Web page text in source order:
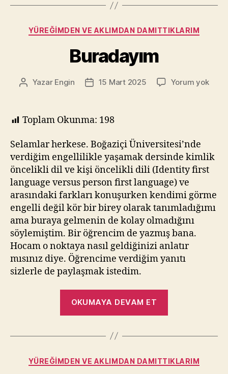
Erişilebilirlik
başımıza
Kategoriler
YÜREĞIMDEN VE AKLIMDAN DAMITTIKLARIM
Buradayım
Yazının
Yazar Engin
Yazı15 Mart 2025 Yorum yok
Toplam Okunma: 198
Selamlar herkese. Boğaziçi Üniversitesi’nde
verdiğim engellilikle yaşamak dersinde kimlik
öncelikli dil ve kişi öncelikli dili (Identity first
language versus person first language) ve
arasındaki farkları konuşurken kendimi görme
engelli değil kör bir birey olarak tanımladığımı
ama buraya gelmenin de kolay olmadığını
söylemiştim. Bir öğrencim de yazmış bana.
Hocam o noktaya nasıl geldiğinizi anlatır
mısınız diye. Öğrencime verdiğim yanıtı
sizlerle de paylaşmak istedim.
OKUMAYA DEVAM ET
Kategoriler
YÜREĞIMDEN VE AKLIMDAN DAMITTIKLARIM